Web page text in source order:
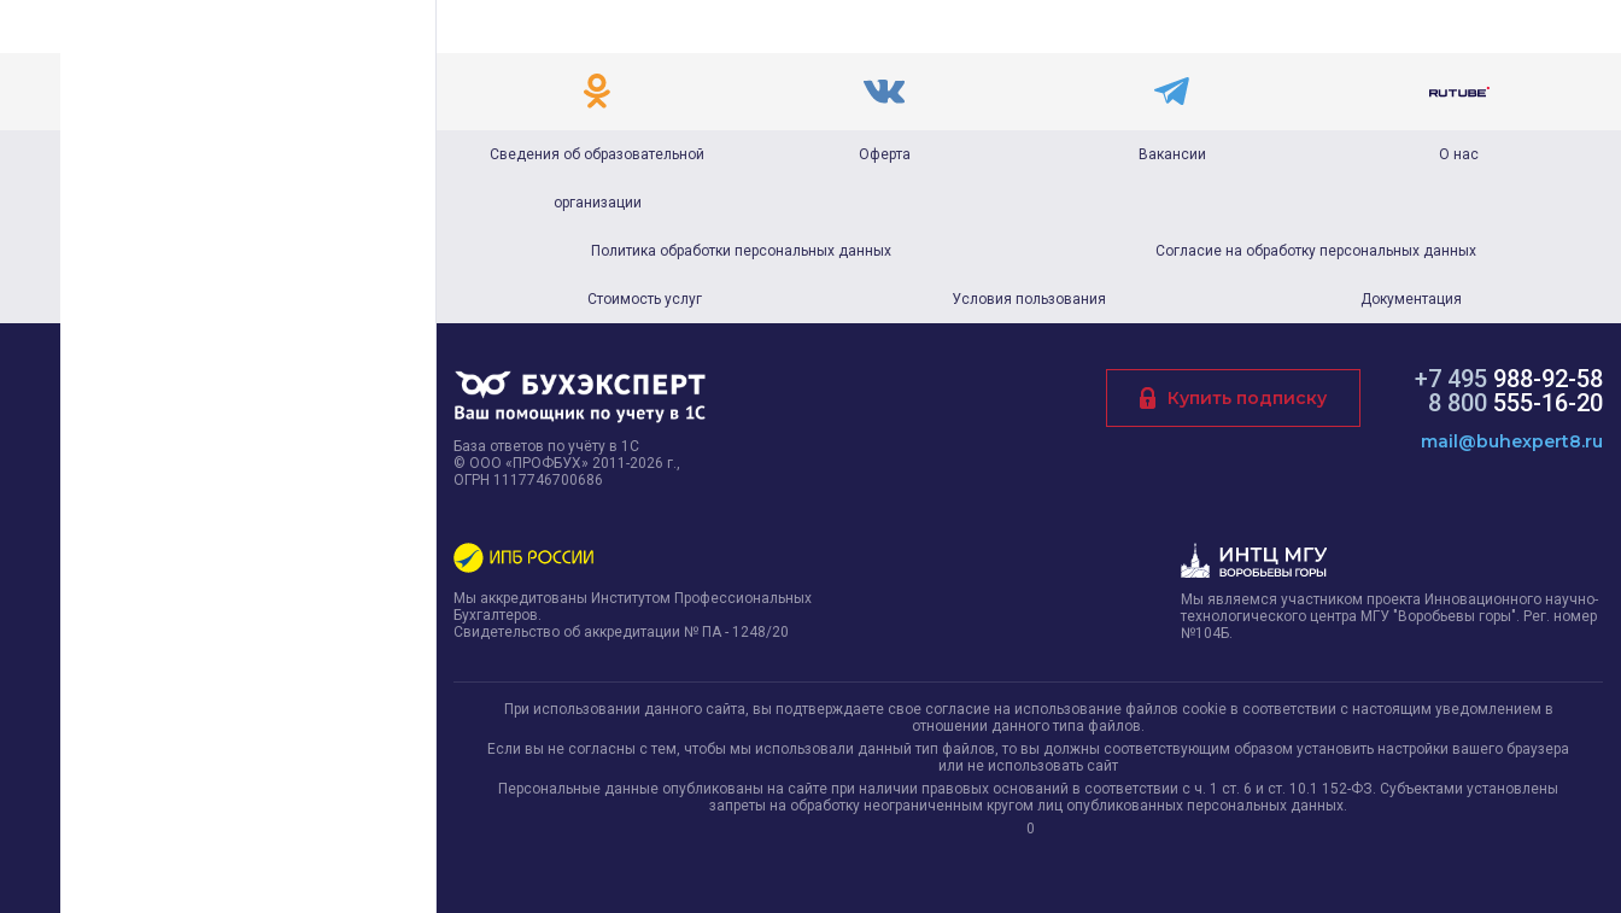
Сведения об образовательной
организации
Оферта Вакансии О нас
Политика обработки персональных данных Согласие на обработку персональных данных
Стоимость услуг Условия пользования Документация
База ответов по учёту в 1С
© ООО «ПРОФБУХ» 2011-2026 г.,
ОГРН 1117746700686
+7 495 988-92-58
8 800 555-16-20
mail@buhexpert8.ru
Купить подписку
Мы аккредитованы Институтом Профессиональных
Бухгалтеров.
Свидетельство об аккредитации № ПА - 1248/20
Мы являемся участником проекта Инновационного научно-
технологического центра МГУ "Воробьевы горы". Рег. номер
№104Б.
При использовании данного сайта, вы подтверждаете свое согласие на использование файлов cookie в соответствии с настоящим уведомлением в
отношении данного типа файлов.
Если вы не согласны с тем, чтобы мы использовали данный тип файлов, то вы должны соответствующим образом установить настройки вашего браузера
или не использовать сайт
Персональные данные опубликованы на сайте при наличии правовых оснований в соответствии с ч. 1 ст. 6 и ст. 10.1 152-ФЗ. Субъектами установлены
запреты на обработку неограниченным кругом лиц опубликованных персональных данных.
0